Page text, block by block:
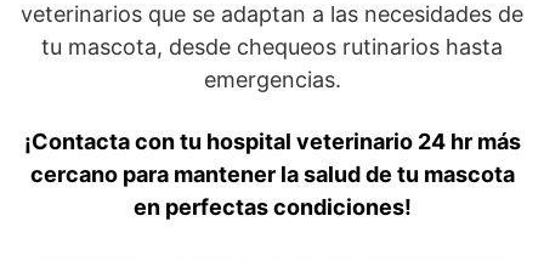
veterinarios que se adaptan a las necesidades de
tu mascota, desde chequeos rutinarios hasta
emergencias.
¡Contacta con tu hospital veterinario 24 hr más
cercano para mantener la salud de tu mascota
en perfectas condiciones!